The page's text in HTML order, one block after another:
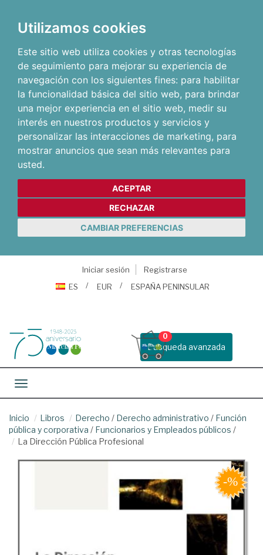
Utilizamos cookies
Este sitio web utiliza cookies y otras tecnologías
de seguimiento para mejorar su experiencia de
navegación con los siguientes fines: para habilitar
la funcionalidad básica del sitio web, para brindar
una mejor experiencia en el sitio web, medir su
interés en nuestros productos y servicios y
personalizar las interacciones de marketing, para
mostrar anuncios que sean más relevantes para
usted.
ACEPTAR
RECHAZAR
CAMBIAR PREFERENCIAS
Iniciar sesión
Registrarse
ES
EUR ESPAÑA PENINSULAR
Busqueda avanzada
0
Toggle navigation
Inicio Libros Derecho / Derecho administrativo / Función
pública y corporativa / Funcionarios y Empleados públicos /
La Dirección Pública Profesional